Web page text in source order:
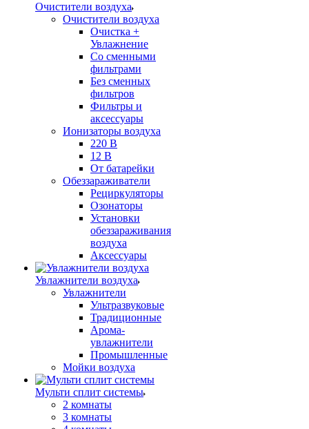
Очистители воздуха
Очистители воздуха
Очистка +
Увлажнение
Cо сменными
фильтрами
Без сменных
фильтров
Фильтры и
аксессуары
Ионизаторы воздуха
220 В
12 В
От батарейки
Обеззараживатели
Рециркуляторы
Озонаторы
Установки
обеззараживания
воздуха
Аксессуары
Увлажнители воздуха
Увлажнители
Ультразвуковые
Традиционные
Арома-
увлажнители
Промышленные
Мойки воздуха
Мульти сплит системы
2 комнаты
3 комнаты